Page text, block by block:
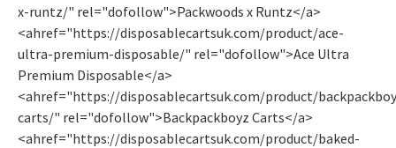
x-runtz/" rel="dofollow">Packwoods x Runtz</a>
<ahref="https://disposablecartsuk.com/product/ace-
ultra-premium-disposable/" rel="dofollow">Ace Ultra
Premium Disposable</a>
<ahref="https://disposablecartsuk.com/product/
carts/" rel="dofollow">Backpackboyz Carts</a>
<ahref="https://disposablecartsuk.com/product/baked-